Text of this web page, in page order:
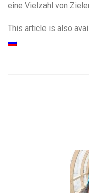
eine Vielzahl von
This article is also